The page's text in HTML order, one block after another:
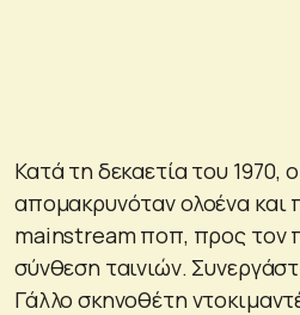
Κατά τη δεκαετία του 1970,
απομακρυνόταν ολοένα και
mainstream ποπ, προς τον
σύνθεση ταινιών.
Γάλλο σκηνοθέτη